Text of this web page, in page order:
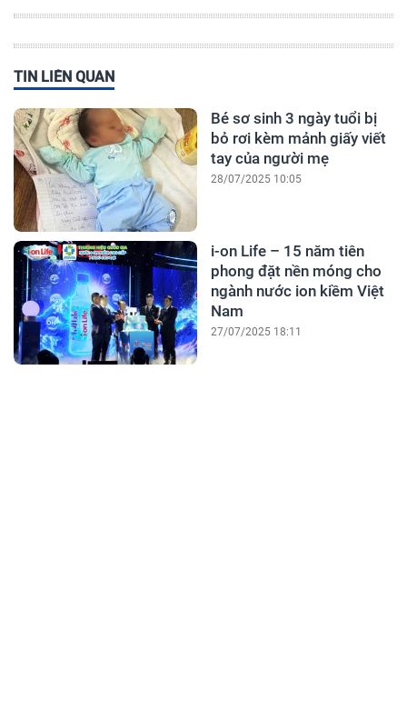
TIN LIÊN QUAN
Bé sơ sinh 3 ngày tuổi bị
bỏ rơi kèm mảnh giấy viết
tay của người mẹ
28/07/2025 10:05
i-on Life – 15 năm tiên
phong đặt nền móng cho
ngành nước ion kiềm Việt
Nam
27/07/2025 18:11